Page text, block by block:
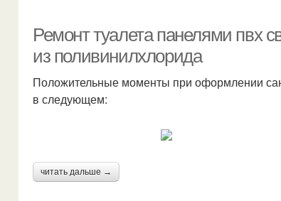
хрущевкой
Ремонт туалета панелями пвх
из поливинилхлорида
Положительные моменты при оформлении
в следующем:
читать дальше →